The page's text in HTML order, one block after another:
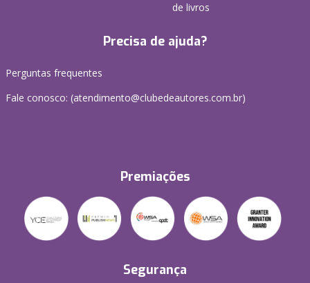
de livros
Precisa de ajuda?
Perguntas frequentes
Fale conosco: (atendimento@clubedeautores.com.br)
Premiações
Segurança